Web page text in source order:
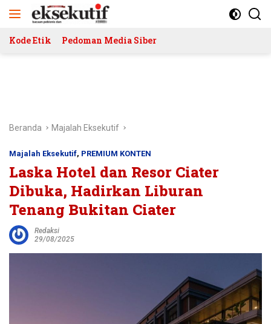
Kode Etik Pedoman Media Siber
Beranda Majalah Eksekutif
Majalah Eksekutif, PREMIUM KONTEN
Laska Hotel dan Resor Ciater
Dibuka, Hadirkan Liburan
Tenang Bukitan Ciater
Redaksi
29/08/2025